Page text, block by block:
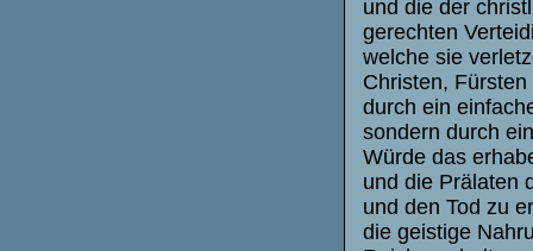
und die der
gerechten
welche sie
Christen,
durch ein
sondern durch
Würde das
und die Prälaten
und den Tod zu
die geistige